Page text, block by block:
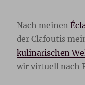
Nach meinen
der Clafoutis
kulinarischen
wir virtuell nach